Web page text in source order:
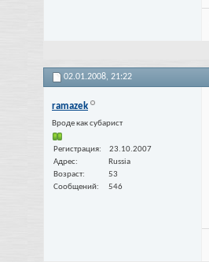
02.01.2008, 21:22
ramazek
Вроде как субарист
Регистрация
23.10.2007
Адрес
Russia
Возраст
53
Сообщений
546